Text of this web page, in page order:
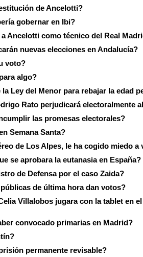
de Ancelotti?
gobernar en Ibi?
Ancelotti como técnico del Real
nuevas elecciones en Andalucía?
voto?
algo?
Ley del Menor para rebajar la edad
Rato perjudicará electoralmente
las promesas electorales?
Semana Santa?
de Los Alpes, le ha cogido miedo a
se aprobara la eutanasia en España?
de Defensa por el caso Zaida?
de última hora dan votos?
Villalobos jugara con la tablet en el
convocado primarias en Madrid?
permanente revisable?